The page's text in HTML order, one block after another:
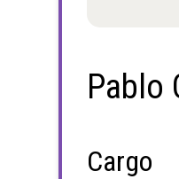
Pablo
Cargo